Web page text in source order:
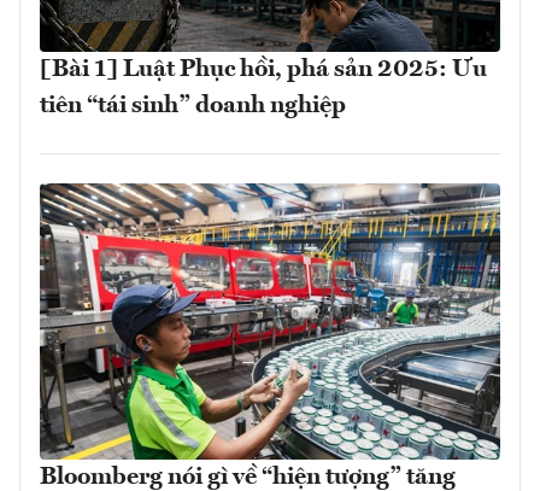
[Bài 1] Luật Phục hồi, phá sản 2025: Ưu
tiên “tái sinh” doanh nghiệp
Bloomberg nói gì về “hiện tượng” tăng